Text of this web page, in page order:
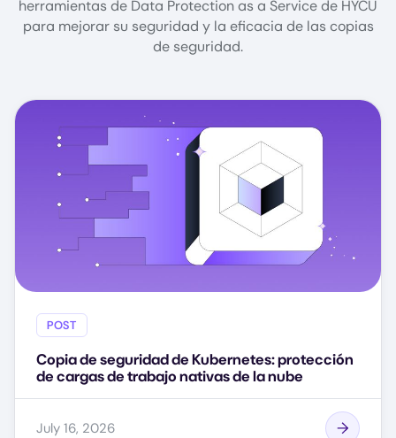
herramientas de Data Protection as a Service de HYCU
para mejorar su seguridad y la eficacia de las copias
de seguridad.
POST
Copia de seguridad de Kubernetes: protección
de cargas de trabajo nativas de la nube
July 16, 2026